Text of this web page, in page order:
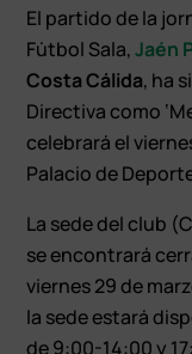
El partido de la
Fútbol Sala,Jaén
Costa Cálida, ha
Directiva como
celebrará el
Palacio de
La sede del club
se encontrará
viernes 29 de
la sede estará
de 9:00-14:00 y